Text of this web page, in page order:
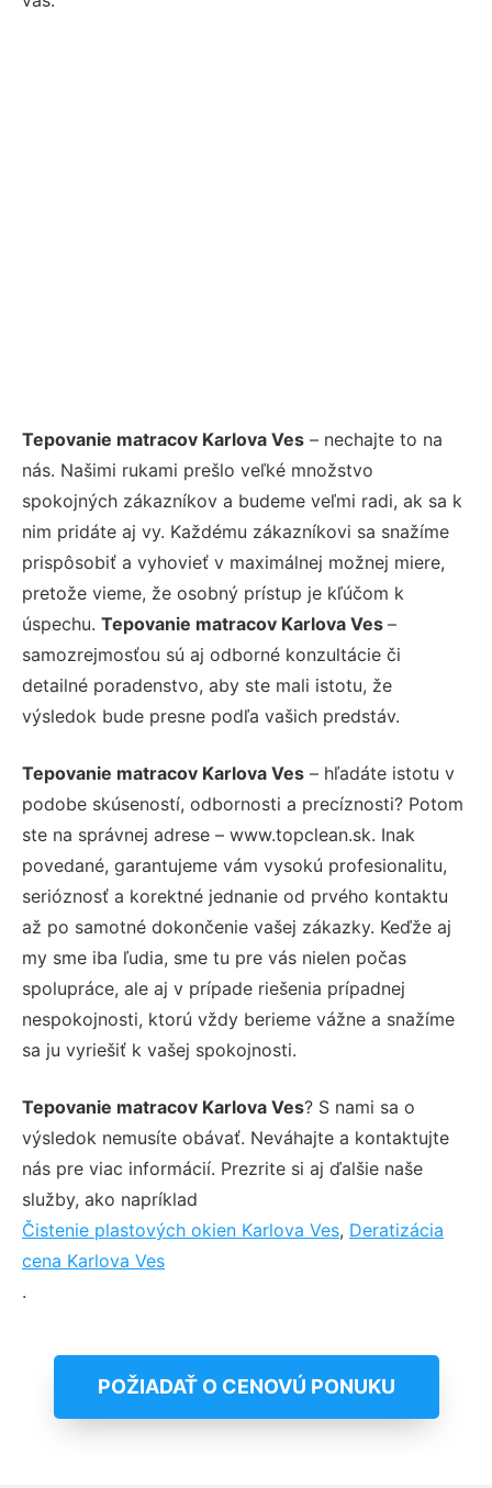
Tepovanie matracov Karlova Ves – nechajte to na
nás. Našimi rukami prešlo veľké množstvo
spokojných zákazníkov a budeme veľmi radi, ak sa k
nim pridáte aj vy. Každému zákazníkovi sa snažíme
prispôsobiť a vyhovieť v maximálnej možnej miere,
pretože vieme, že osobný prístup je kľúčom k
úspechu. Tepovanie matracov Karlova Ves –
samozrejmosťou sú aj odborné konzultácie či
detailné poradenstvo, aby ste mali istotu, že
výsledok bude presne podľa vašich predstáv.
Tepovanie matracov Karlova Ves – hľadáte istotu v
podobe skúseností, odbornosti a precíznosti? Potom
ste na správnej adrese – www.topclean.sk. Inak
povedané, garantujeme vám vysokú profesionalitu,
serióznosť a korektné jednanie od prvého kontaktu
až po samotné dokončenie vašej zákazky. Keďže aj
my sme iba ľudia, sme tu pre vás nielen počas
spolupráce, ale aj v prípade riešenia prípadnej
nespokojnosti, ktorú vždy berieme vážne a snažíme
sa ju vyriešiť k vašej spokojnosti.
Tepovanie matracov Karlova Ves? S nami sa o
výsledok nemusíte obávať. Neváhajte a kontaktujte
nás pre viac informácií. Prezrite si aj ďalšie naše
služby, ako napríklad
Čistenie plastových okien Karlova Ves, Deratizácia
cena Karlova Ves
.
POŽIADAŤ O CENOVÚ PONUKU